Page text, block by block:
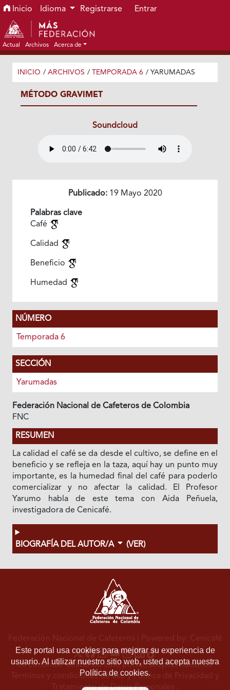
Ir al menú de navegación principal
Ir al contenido principal
Ir al pie de página del sitio
Inicio Idioma Registrarse Entrar
Actual Archivos Acerca de
INICIO / ARCHIVOS / TEMPORADA 6 / YARUMADAS
MÉTODO GRAVIMET
Soundcloud
Publicado:19 Mayo 2020
Palabras clave
Café
Calidad
Beneficio
Humedad
NÚMERO
Temporada 6
SECCIÓN
Yarumadas
Federación Nacional de Cafeteros de Colombia
FNC
RESUMEN
La calidad el café se da desde el cultivo, se define en el
beneficio y se refleja en la taza, aquí hay un punto muy
importante, es la humedad final del café para poderlo
comercializar y no afectar la calidad. El Profesor
Yarumo habla de este tema con Aida Peñuela,
investigadora de Cenicafé.
BIOGRAFÍA DEL AUTOR/A (VER)
Este portal usa cookies para mejorar su experiencia de
usuario. Al utilizar nuestro sitio web, usted acepta nuestra
Política de cookies.
Federación Nacional de Cafeteros | Powered by: Cenicafé
Al continuar utilizando este portal, aceptas nuestros
Términos y condiciones de usoyPolítica de Privacidad y
Tratamiento de Datos Personales